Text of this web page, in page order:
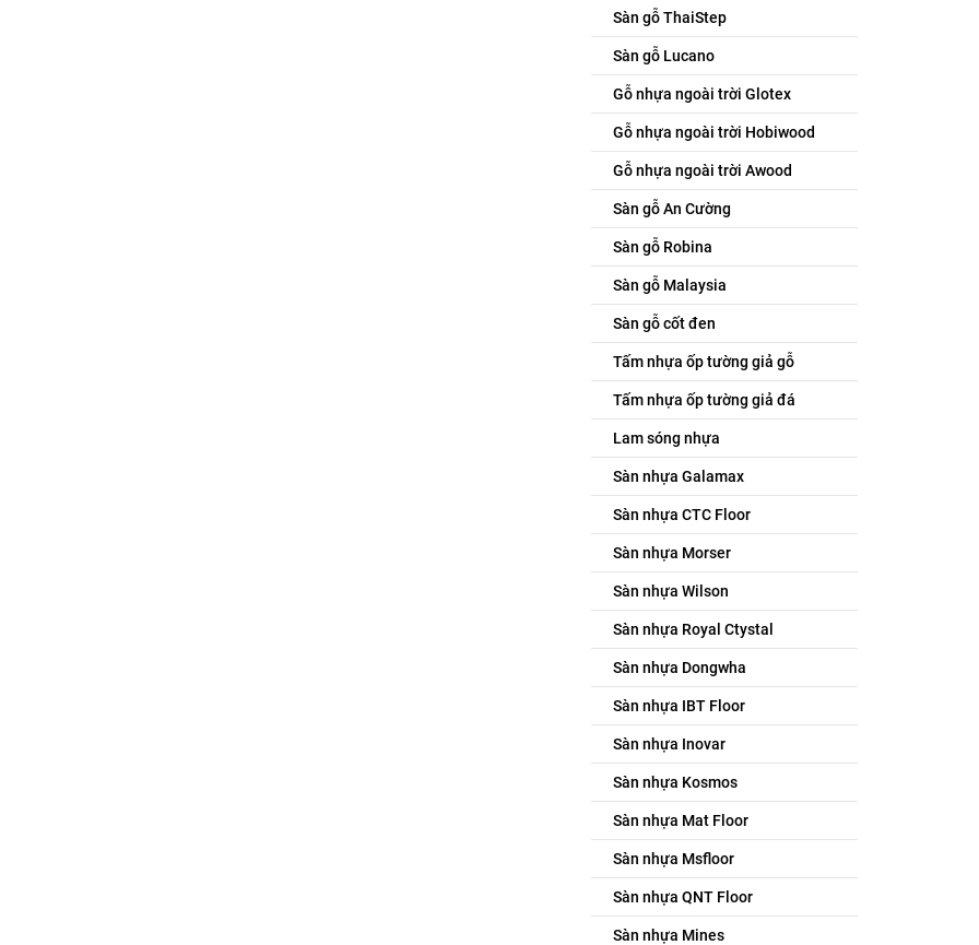
Sàn gỗ ThaiStep
Sàn gỗ Lucano
Gỗ nhựa ngoài trời Glotex
Gỗ nhựa ngoài trời Hobiwood
Gỗ nhựa ngoài trời Awood
Sàn gỗ An Cường
Sàn gỗ Robina
Sàn gỗ Malaysia
Sàn gỗ cốt đen
Tấm nhựa ốp tường giả gỗ
Tấm nhựa ốp tường giả đá
Lam sóng nhựa
Sàn nhựa Galamax
Sàn nhựa CTC Floor
Sàn nhựa Morser
Sàn nhựa Wilson
Sàn nhựa Royal Ctystal
Sàn nhựa Dongwha
Sàn nhựa IBT Floor
Sàn nhựa Inovar
Sàn nhựa Kosmos
Sàn nhựa Mat Floor
Sàn nhựa Msfloor
Sàn nhựa QNT Floor
Sàn nhựa Mines